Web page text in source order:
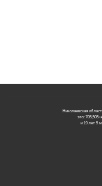
Николаевская
это: 705,505
и 19 лет 5